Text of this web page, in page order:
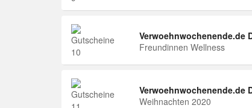
Verwoehnwochenende.de
Freundinnen Wellness
Verwoehnwochenende.de
Weihnachten 2020